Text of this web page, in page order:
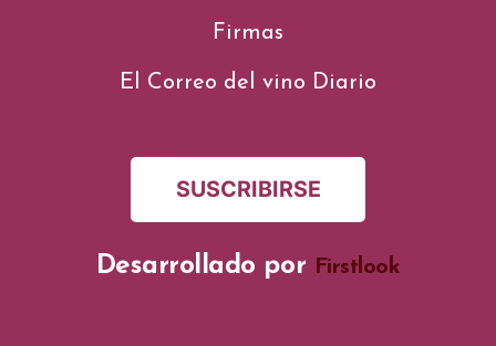
Firmas
El Correo del vino Diario
SUSCRIBIRSE
Desarrollado por Firstlook